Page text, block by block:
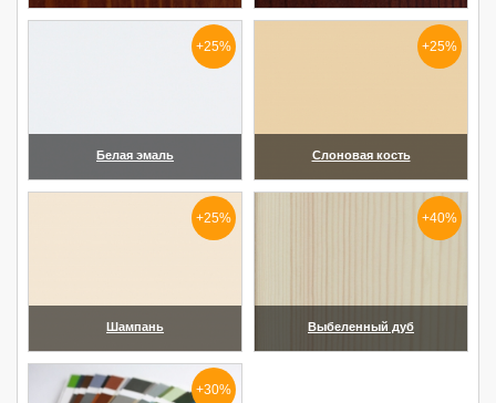
Белая эмаль
+25%
Слоновая кость
+25%
Шампань
+25%
Выбеленный дуб
+40%
+30%